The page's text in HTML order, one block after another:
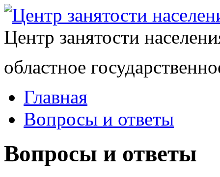
Центр занятости
областное
Главная
Вопросы и ответы
Вопросы и ответы